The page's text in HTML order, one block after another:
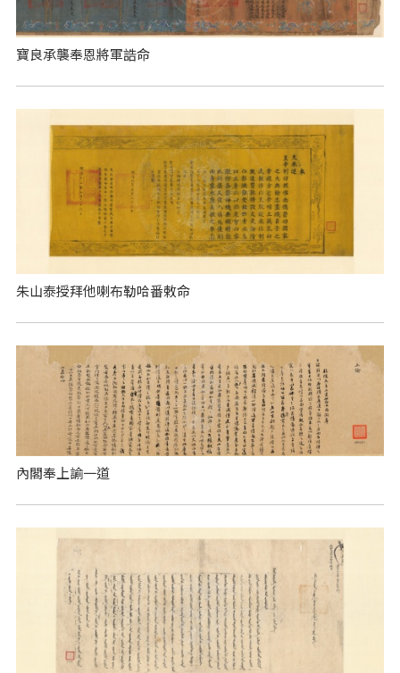
寶良承襲奉恩將軍誥命
朱山泰授拜他喇布勒哈番敕命
內閣奉上諭一道